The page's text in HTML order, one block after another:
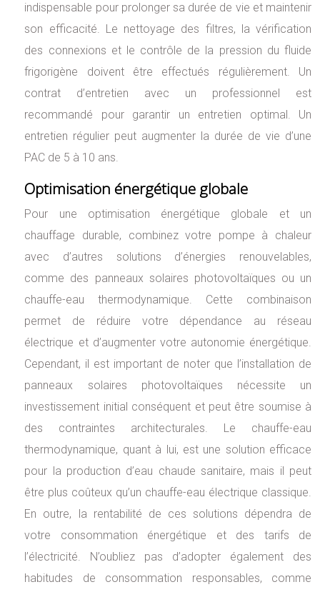
indispensable pour prolonger sa durée de vie et maintenir
son efficacité. Le nettoyage des filtres, la vérification
des connexions et le contrôle de la pression du fluide
frigorigène doivent être effectués régulièrement. Un
contrat d’entretien avec un professionnel est
recommandé pour garantir un entretien optimal. Un
entretien régulier peut augmenter la durée de vie d’une
PAC de 5 à 10 ans.
Optimisation énergétique globale
Pour une optimisation énergétique globale et un
chauffage durable, combinez votre pompe à chaleur
avec d’autres solutions d’énergies renouvelables,
comme des panneaux solaires photovoltaïques ou un
chauffe-eau thermodynamique. Cette combinaison
permet de réduire votre dépendance au réseau
électrique et d’augmenter votre autonomie énergétique.
Cependant, il est important de noter que l’installation de
panneaux solaires photovoltaïques nécessite un
investissement initial conséquent et peut être soumise à
des contraintes architecturales. Le chauffe-eau
thermodynamique, quant à lui, est une solution efficace
pour la production d’eau chaude sanitaire, mais il peut
être plus coûteux qu’un chauffe-eau électrique classique.
En outre, la rentabilité de ces solutions dépendra de
votre consommation énergétique et des tarifs de
l’électricité. N’oubliez pas d’adopter également des
habitudes de consommation responsables, comme